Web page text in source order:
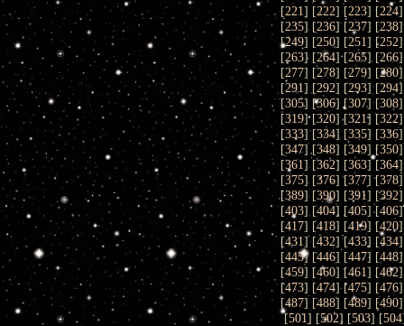
[221] [222] [223] [224
[235] [236] [237] [238
[249] [250] [251] [252
[263] [264] [265] [266
[277] [278] [279] [280
[291] [292] [293] [294
[305] [306] [307] [308
[319] [320] [321] [322
[333] [334] [335] [336
[347] [348] [349] [350
[361] [362] [363] [364
[375] [376] [377] [378
[389] [390] [391] [392
[403] [404] [405] [406
[417] [418] [419] [420
[431] [432] [433] [434
[445] [446] [447] [448
[459] [460] [461] [462
[473] [474] [475] [476
[487] [488] [489] [490
[501] [502] [503] [504